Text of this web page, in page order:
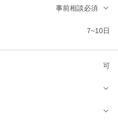
事前相談必須
7~10日
可